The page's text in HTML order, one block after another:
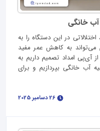
خانگی
در این دستگاه را به
به کاهش عمر مفید
از آی‌پی امداد تصمیم داریم به
خانگی بپردازیم و برای